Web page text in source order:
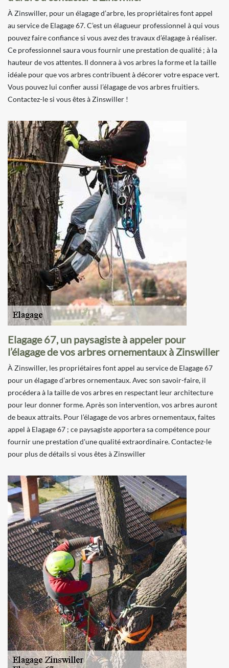
À Zinswiller, pour un élagage d’arbre, les propriétaires font appel
au service de Elagage 67. C’est un élagueur professionnel à qui vous
pouvez faire confiance si vous avez des travaux d’élagage à réaliser.
Ce professionnel saura vous fournir une prestation de qualité ; à la
hauteur de vos attentes. Il donnera à vos arbres la forme et la taille
idéale pour que vos arbres contribuent à décorer votre espace vert.
Vous pouvez lui confier aussi l’élagage de vos arbres fruitiers.
Contactez-le si vous êtes à Zinswiller !
Elagage 67, un paysagiste à appeler pour
l’élagage de vos arbres ornementaux à Zinswiller
À Zinswiller, les propriétaires font appel au service de Elagage 67
pour un élagage d’arbres ornementaux. Avec son savoir-faire, il
procédera à la taille de vos arbres en respectant leur architecture
pour leur donner forme. Après son intervention, vos arbres auront
de beaux attraits. Pour l’élagage de vos arbres ornementaux, faites
appel à Elagage 67 ; ce paysagiste apportera sa compétence pour
fournir une prestation d'une qualité extraordinaire. Contactez-le
pour plus de détails si vous êtes à Zinswiller